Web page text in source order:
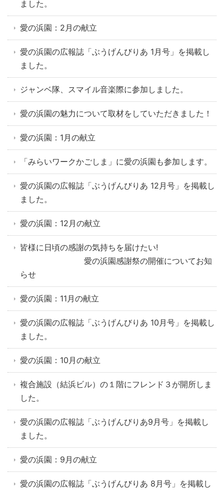
ました。
愛の浜園：2月の献立
愛の浜園の広報誌「ぶうげんびりあ 1月号」を掲載し
ました。
ジャンベ隊、スマイル音楽際に参加しました。
愛の浜園の魅力について取材をしていただきました！
愛の浜園：1月の献立
「みらいワークかごしま」に愛の浜園も参加します。
愛の浜園の広報誌「ぶうげんびりあ 12月号」を掲載し
ました。
愛の浜園：12月の献立
皆様に日頃の感謝の気持ちを届けたい!
愛の浜園感謝祭の開催についてお知
らせ
愛の浜園：11月の献立
愛の浜園の広報誌「ぶうげんびりあ 10月号」を掲載し
ました。
愛の浜園：10月の献立
複合施設（結浜ビル）の１階にフレンド３が開所しま
した。
愛の浜園の広報誌「ぶうげんびりあ9月号」を掲載し
ました。
愛の浜園：9月の献立
愛の浜園の広報誌「ぶうげんびりあ 8月号」を掲載し